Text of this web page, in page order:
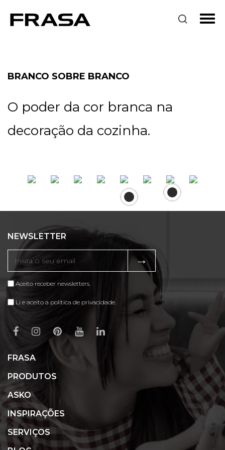
BRANCO SOBRE BRANCO
O poder da cor branca na
decoração da cozinha.
NEWSLETTER
→
Aceito receber newsletters.
Li e aceito a política de privacidade.
FRASA
PRODUTOS
ASKO
INSPIRAÇÕES
SERVIÇOS